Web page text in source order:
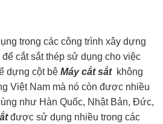
trong các công trình xây dựng
cắt sắt thép sử dụng cho việc
dựng cột bê Máy cắt sắt không
Việt Nam mà nó còn được nhiều
như Hàn Quốc, Nhật Bản, Đức,
được sử dụng nhiều trong các